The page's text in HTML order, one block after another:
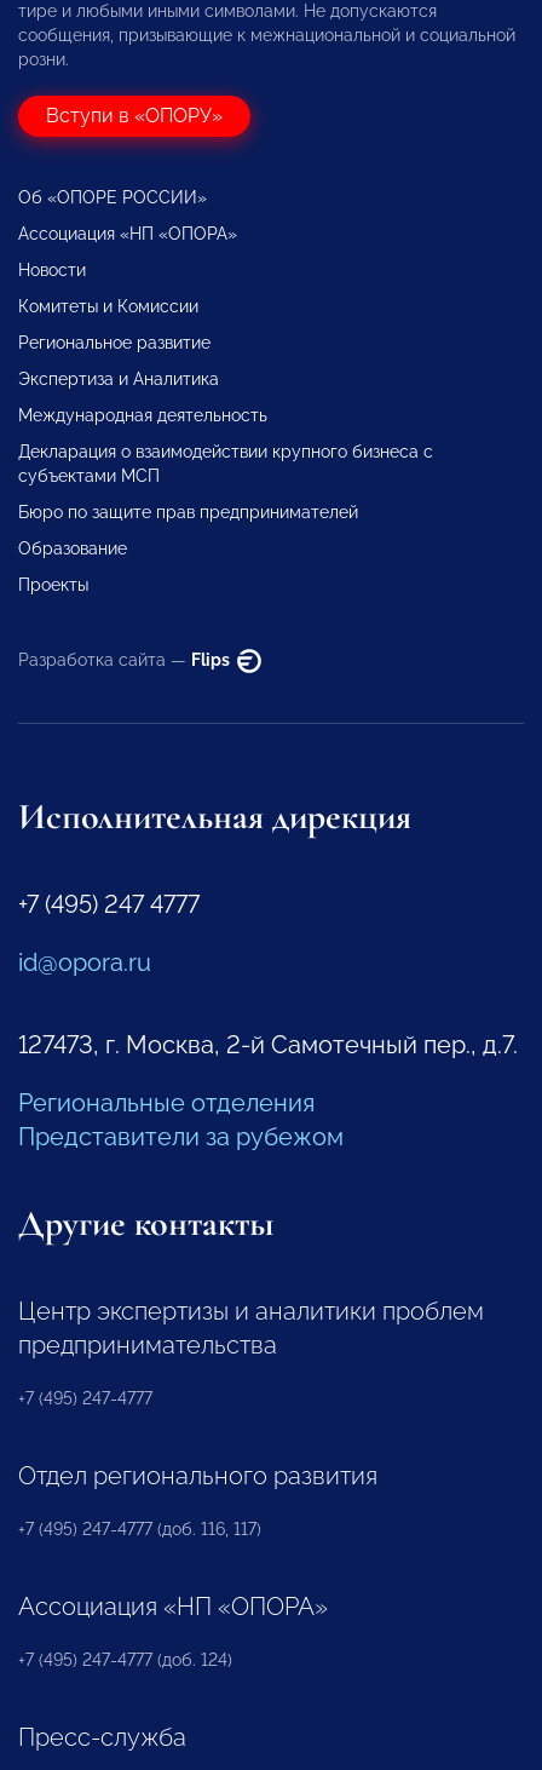
тире и любыми иными символами. Не допускаются
сообщения, призывающие к межнациональной и социальной
розни.
Вступи в «ОПОРУ»
Об «ОПОРЕ РОССИИ»
Ассоциация «НП «ОПОРА»
Новости
Комитеты и Комиссии
Региональное развитие
Экспертиза и Аналитика
Международная деятельность
Декларация о взаимодействии крупного бизнеса с
субъектами МСП
Бюро по защите прав предпринимателей
Образование
Проекты
Разработка сайта — Flips
Исполнительная дирекция
+7 (495) 247 4777
id@opora.ru
127473, г. Москва, 2-й Самотечный пер., д.7.
Региональные отделения
Представители за рубежом
Другие контакты
Центр экспертизы и аналитики проблем
предпринимательства
+7 (495) 247-4777
Отдел регионального развития
+7 (495) 247-4777 (доб. 116, 117)
Ассоциация «НП «ОПОРА»
+7 (495) 247-4777 (доб. 124)
Пресс-служба